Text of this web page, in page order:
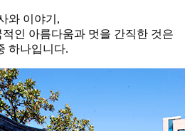
와 이야기,
인 아름다움과 멋을 간직한 것은
하나입니다.